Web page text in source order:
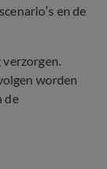
en de
worden
de